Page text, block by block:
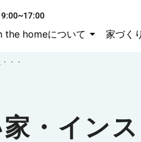
the homeについて 家づく
・・
・イン